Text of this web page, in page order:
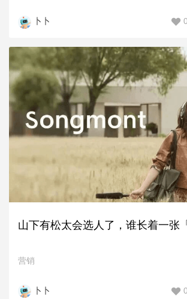
卜卜 0
山下有松太会选人了，谁长着一张
营销
卜卜 0